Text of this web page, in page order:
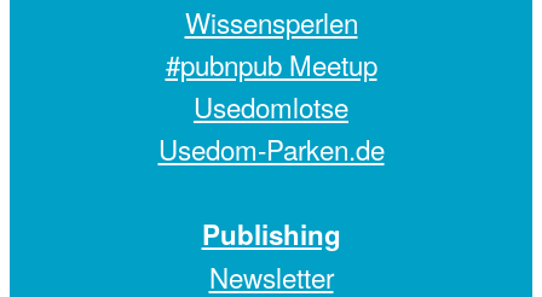
Wissensperlen
#pubnpub Meetup
Usedomlotse
Usedom-Parken.de
Publishing
Newsletter